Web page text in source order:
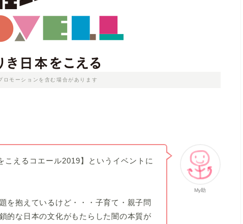
ロモーションを含む場合があります
My助
こえるコエール2019】 というイベントに
を抱えているけど・・・子育て・親子問
的な日本の文化がもたらした闇の本質が